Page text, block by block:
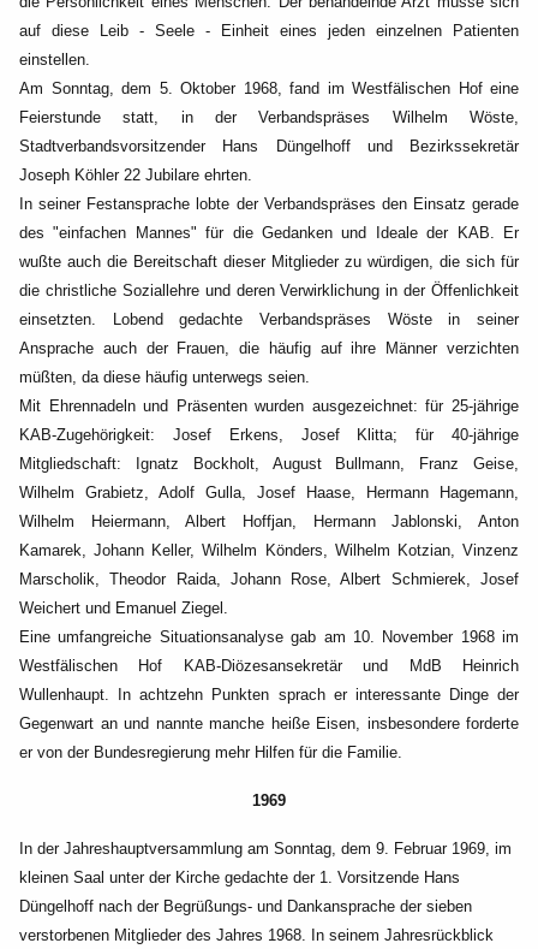
auf diese Leib - Seele - Einheit eines jeden einzelnen Patienten
einstellen.
Am Sonntag, dem 5. Oktober 1968, fand im Westfälischen Hof eine
Feierstunde statt, in derVerbandspräses Wilhelm Wöste,
Stadtverbandsvorsitzender Hans Düngelhoff und Bezirkssekretär
Joseph Köhler 22 Jubilare ehrten.
In seiner Festansprache lobte der Verbandspräses den Einsatz gerade
des "einfachen Mannes" für die Gedanken und Ideale der KAB. Er
wußte auch die Bereitschaft dieser Mitglieder zu würdigen, die sich für
die christliche Soziallehre und deren Verwirklichung in der Öffenlichkeit
einsetzten. Lobendgedachte Verbandspräses Wöste in seiner
Ansprache auch der Frauen, die häufig auf ihre Männer verzichten
müßten, da diese häufig unterwegs seien.
Mit Ehrennadeln und Präsenten wurden ausgezeichnet: für 25-jährige
KAB-Zugehörigkeit: Josef
Erkens, Josef Klitta; für 40-jährige
Mitgliedschaft: Ignatz Bockholt, August Bullmann, Franz Geise,
Wilhelm Grabietz, Adolf Gulla, Josef Haase, Hermann Hagemann,
Wilhelm Heiermann, Albert Hoffjan,
Hermann Jablonski, Anton
Kamarek, Johann Keller, Wilhelm Könders, Wilhelm Kotzian, Vinzenz
Marscholik, Theodor Raida, Johann Rose, Albert Schmierek, Josef
Weichert und Emanuel Ziegel.
Eine umfangreiche Situationsanalyse gab am 10. November 1968 im
Westfälischen Hof
KAB-Diözesansekretär und MdB Heinrich
Wullenhaupt. In achtzehn Punkten sprach er interessante Dinge der
Gegenwart an und nannte manche heiße Eisen, insbesondere forderte
er von der Bundesregierung mehr Hilfen für die Familie.
1969
In der Jahreshauptversammlung am Sonntag, dem 9. Februar 1969, im
kleinen Saal unter der Kirche gedachte der 1. Vorsitzende Hans
Düngelhoff nach der Begrüßungs- und Dankansprache der sieben
verstorbenen Mitglieder des Jahres 1968. In seinem Jahresrückblick